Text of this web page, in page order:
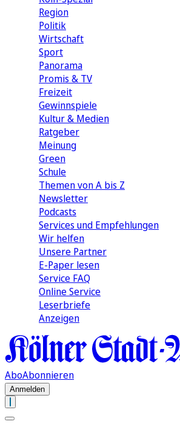
Region
Politik
Wirtschaft
Sport
Panorama
Promis & TV
Freizeit
Gewinnspiele
Kultur & Medien
Ratgeber
Meinung
Green
Schule
Themen von A bis Z
Newsletter
Podcasts
Services und Empfehlungen
Wir helfen
Unsere Partner
E-Paper lesen
Service FAQ
Online Service
Leserbriefe
Anzeigen
AboAbonnieren
Anmelden